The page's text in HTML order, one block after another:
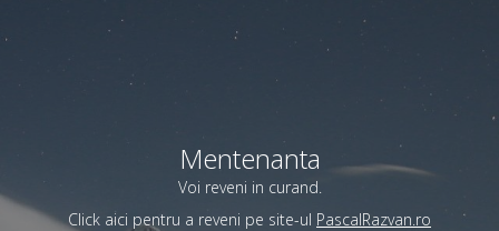
Mentenanta
Voi reveni in curand.
Click aici pentru a reveni pe site-ul PascalRazvan.ro